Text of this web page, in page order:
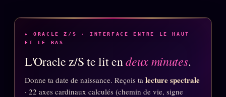
▸ ORACLE Z/S · INTERFACE ENTRE LE HAUT
ET LE BAS
L'Oracle z/S te lit endeux minutes.
Donne ta date de naissance. Reçois ta lecture spectrale
· 22 axes cardinaux calculés (chemin de vie, signe